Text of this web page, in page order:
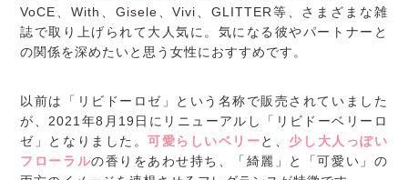
VoCE、With、Gisele、Vivi、GLITTER等、さまざまな雑
誌で取り上げられて大人気に。気になる彼やパートナーと
の関係を深めたいと思う女性におすすめです。
以前は「リビドーロゼ」という名称で販売されていました
が、2021年8月19日にリニューアルし「リビドーベリーロ
ゼ」となりました。可愛らしいベリーと、 少し大人っぽい
フローラルの香りをあわせ持ち、「綺麗」と「可愛い」の